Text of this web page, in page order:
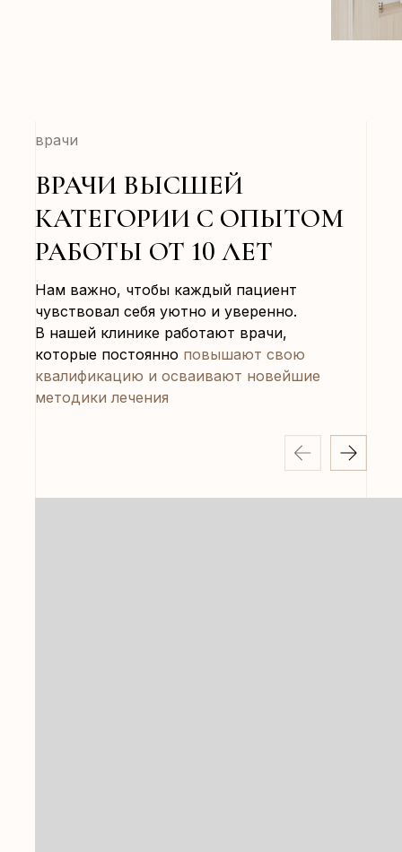
врачи
ВРАЧИ ВЫСШЕЙ
КАТЕГОРИИ С ОПЫТОМ
РАБОТЫ ОТ 10 ЛЕТ
Нам важно, чтобы каждый пациент
чувствовал себя уютно и уверенно.
В нашей клинике работают врачи,
которые постоянно повышают свою
квалификацию и осваивают новейшие
методики лечения